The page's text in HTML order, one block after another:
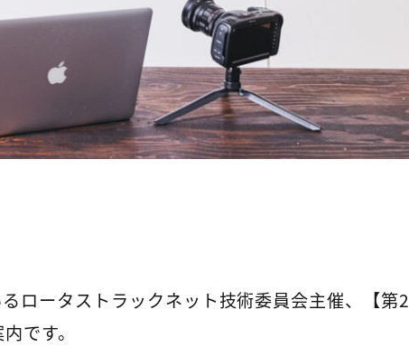
ロータストラックネット技術委員会主催、【第2
です。